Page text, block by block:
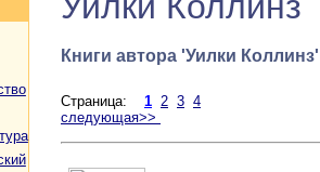
Книги автора 'Уилки
Страница: 1 2 3 4
следующая>>